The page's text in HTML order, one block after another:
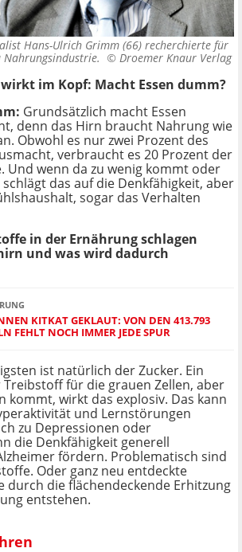
Hans-Ulrich Grimm (66) recherchierte für
Nahrungsindustrie. © Droemer Knaur Verlag
im Kopf: Macht Essen dumm?
Grundsätzlich macht Essen
denn das Hirn braucht Nahrung wie
Obwohl es nur zwei Prozent des
verbraucht es 20 Prozent der
Und wenn da zu wenig kommt oder
schlägt das auf die Denkfähigkeit, aber
sogar das Verhalten
in der Ernährung schlagen
und was wird dadurch
KITKAT GEKLAUT: VON DEN 413.793
FEHLT NOCH IMMER JEDE SPUR
ist natürlich der Zucker. Ein
Treibstoff für die grauen Zellen, aber
kommt, wirkt das explosiv. Das kann
und Lernstörungen
zu Depressionen oder
die Denkfähigkeit generell
fördern. Problematisch sind
Oder ganz neu entdeckte
durch die flächendeckende Erhitzung
entstehen.